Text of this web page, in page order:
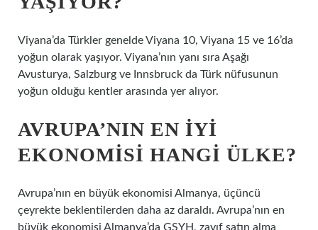
Viyana’da Türkler genelde Viyana 10, Viyana 15 ve 16’da
yoğun olarak yaşıyor. Viyana’nın yanı sıra Aşağı
Avusturya, Salzburg ve Innsbruck da Türk nüfusunun
yoğun olduğu kentler arasında yer alıyor.
AVRUPA’NIN EN IYI
EKONOMISI HANGI ÜLKE?
Avrupa’nın en büyük ekonomisi Almanya, üçüncü
çeyrekte beklentilerden daha az daraldı. Avrupa’nın en
büyük ekonomisi Almanya’da GSYH, zayıf satın alma